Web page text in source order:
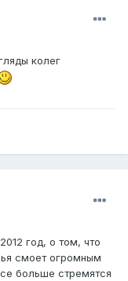
колег
год, о том, что
смоет огромным
больше стремятся